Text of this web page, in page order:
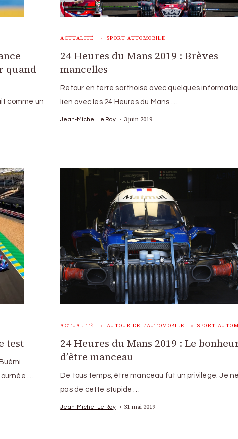
quand
comme un
ACTUALITÉ SPORT AUTOMOBILE
24 Heures du Mans 2019 : Brèves
mancelles
Retour en terre sarthoise avec quelques
lien avec les 24 Heures du Mans …
Jean-Michel Le Roy 3 juin 2019
test
…
ACTUALITÉ AUTOUR DE L'AUTOMOBILE SPORT
24 Heures du Mans 2019 : Le
d’être manceau
De tous temps, être manceau fut un privilège. Je
pas de cette stupide …
Jean-Michel Le Roy 31 mai 2019